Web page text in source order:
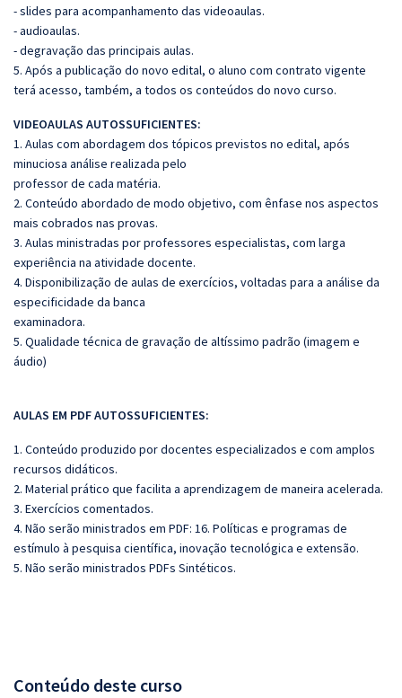
- slides para acompanhamento das videoaulas.
- audioaulas.
- degravação das principais aulas.
5. Após a publicação do novo edital, o aluno com contrato vigente
terá acesso, também, a todos os conteúdos do novo curso.
VIDEOAULAS AUTOSSUFICIENTES:
1. Aulas com abordagem dos tópicos previstos no edital, após
minuciosa análise realizada pelo
professor de cada matéria.
2. Conteúdo abordado de modo objetivo, com ênfase nos aspectos
mais cobrados nas provas.
3. Aulas ministradas por professores especialistas, com larga
experiência na atividade docente.
4. Disponibilização de aulas de exercícios, voltadas para a análise da
especificidade da banca
examinadora.
5. Qualidade técnica de gravação de altíssimo padrão (imagem e
áudio)
AULAS EM PDF AUTOSSUFICIENTES:
1. Conteúdo produzido por docentes especializados e com amplos
recursos didáticos.
2. Material prático que facilita a aprendizagem de maneira acelerada.
3. Exercícios comentados.
4. Não serão ministrados em PDF: 16. Políticas e programas de
estímulo à pesquisa científica, inovação tecnológica e extensão.
5. Não serão ministrados PDFs Sintéticos.
Conteúdo deste curso